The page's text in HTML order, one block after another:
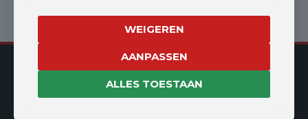
Vroege Landbouwmachines
Vroege Landbouwmachines is gespecialiseerd
WEIGEREN
AANPASSEN
ALLES TOESTAAN